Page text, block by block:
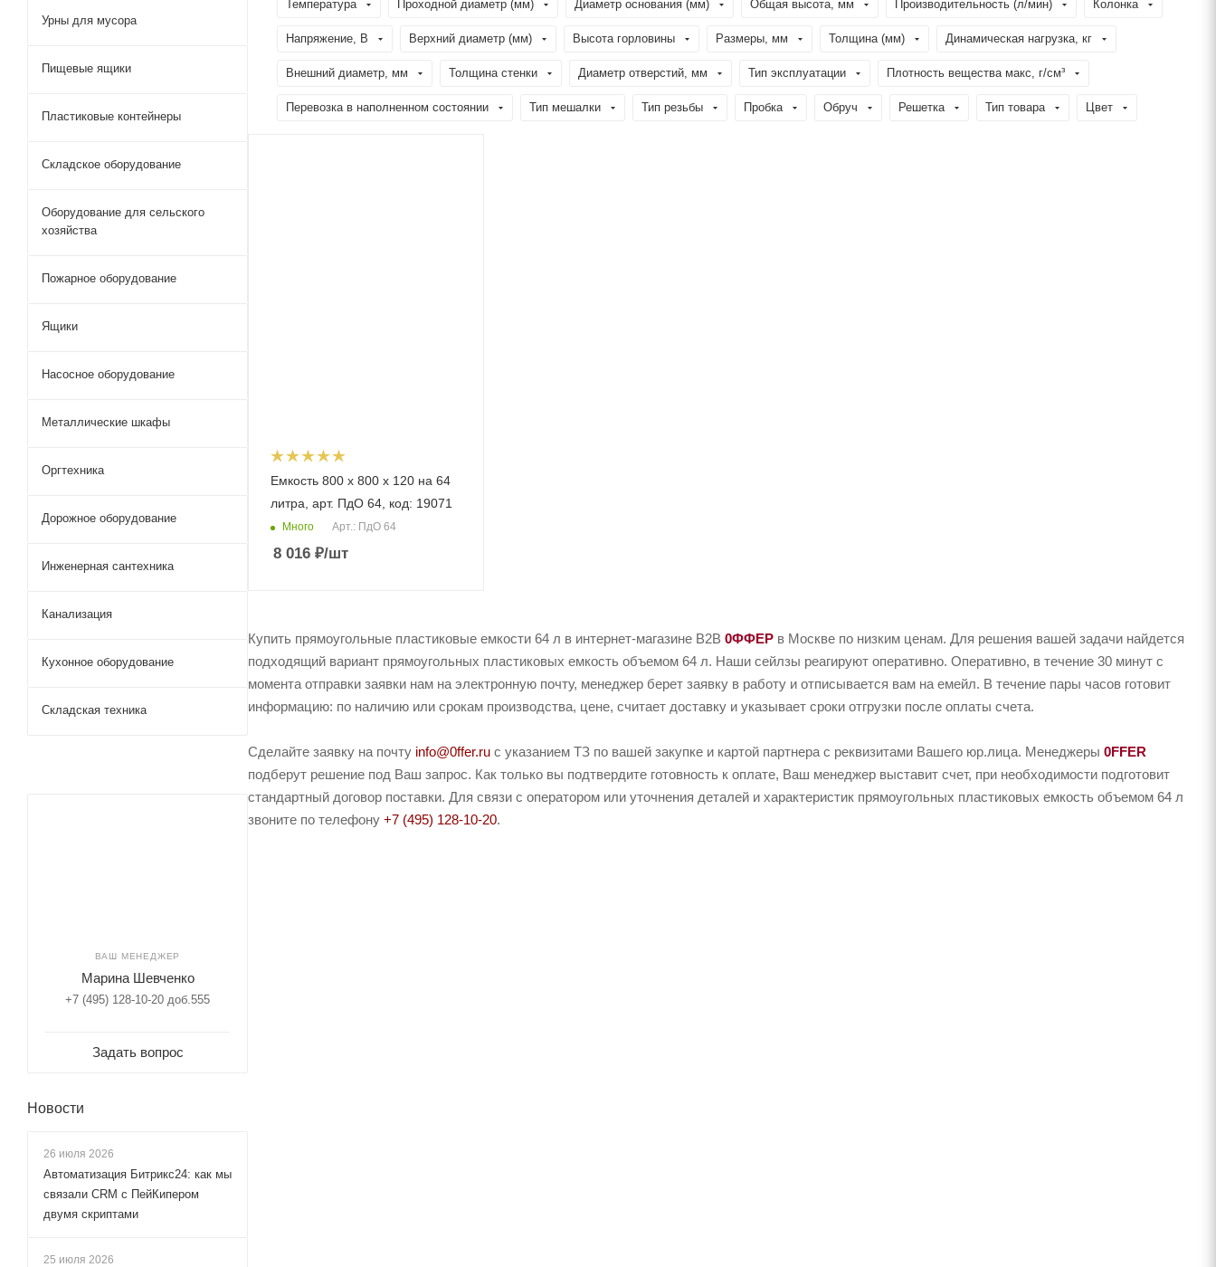
Температура Проходной диаметр (мм) Диаметр основания (мм) Общая высота, мм Производительность (л/мин) Колонка
Напряжение, В Верхний диаметр (мм) Высота горловины Размеры, мм Толщина (мм) Динамическая нагрузка, кг
Внешний диаметр, мм Толщина стенки Диаметр отверстий, мм Тип эксплуатации Плотность вещества макс, г/см³
Перевозка в наполненном состоянии Тип мешалки Тип резьбы Пробка Обруч Решетка Тип товара Цвет
Емкость 800 х 800 х 120 на 64
литра, арт. ПдО 64, код: 19071
Много Арт.: ПдО 64
8 016 ₽/шт
Купить прямоугольные пластиковые емкости 64 л в интернет-магазине B2B 0ФФЕР в Москве по низким ценам. Для решения вашей задачи найдется
подходящий вариант прямоугольных пластиковых емкость объемом 64 л. Наши сейлзы реагируют оперативно. Оперативно, в течение 30 минут с
момента отправки заявки нам на электронную почту, менеджер берет заявку в работу и отписывается вам на емейл. В течение пары часов готовит
информацию: по наличию или срокам производства, цене, считает доставку и указывает сроки отгрузки после оплаты счета.
Сделайте заявку на почту info@0ffer.ru с указанием ТЗ по вашей закупке и картой партнера с реквизитами Вашего юр.лица. Менеджеры 0FFER
подберут решение под Ваш запрос. Как только вы подтвердите готовность к оплате, Ваш менеджер выставит счет, при необходимости подготовит
стандартный договор поставки. Для связи с оператором или уточнения деталей и характеристик прямоугольных пластиковых емкость объемом 64 л
звоните по телефону +7 (495) 128-10-20.
Урны для мусора
Пищевые ящики
Пластиковые контейнеры
Складское оборудование
Оборудование для сельского
хозяйства
Пожарное оборудование
Ящики
Насосное оборудование
Металлические шкафы
Оргтехника
Дорожное оборудование
Инженерная сантехника
Канализация
Кухонное оборудование
Складская техника
ВАШ МЕНЕДЖЕР
Марина Шевченко
+7 (495) 128-10-20 доб.555
Задать вопрос
Новости
26 июля 2026
Автоматизация Битрикс24: как мы
связали CRM с ПейКипером
двумя скриптами
25 июля 2026